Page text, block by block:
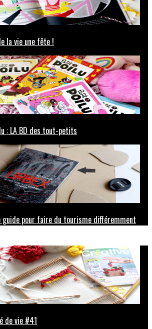
la vie une fête !
: LA BD des tout-petits
guide pour faire du tourisme différemment
de vie #41